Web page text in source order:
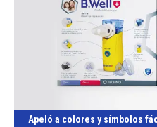
Apeló a colores y símbolos